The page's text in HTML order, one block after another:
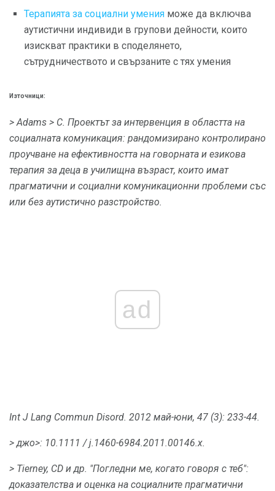
Терапията за социални умения може да включва
аутистични индивиди в групови дейности, които
изискват практики в споделянето,
сътрудничеството и свързаните с тях умения
Източници:
> Adams > C. Проектът за интервенция в областта на
социалната комуникация: рандомизирано контролирано
проучване на ефективността на говорната и езикова
терапия за деца в училищна възраст, които имат
прагматични и социални комуникационни проблеми със
или без аутистично разстройство.
ad
Int J Lang Commun Disord. 2012 май-юни, 47 (3): 233-44.
> джо>: 10.1111 / j.1460-6984.2011.00146.x.
> Tierney, CD и др. "Погледни ме, когато говоря с теб":
доказателства и оценка на социалните прагматични